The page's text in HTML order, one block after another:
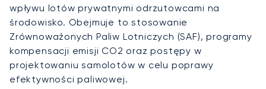
wpływu lotów prywatnymi odrzutowcami na
środowisko. Obejmuje to stosowanie
Zrównoważonych Paliw Lotniczych (SAF), programy
kompensacji emisji CO2 oraz postępy w
projektowaniu samolotów w celu poprawy
efektywności paliwowej.